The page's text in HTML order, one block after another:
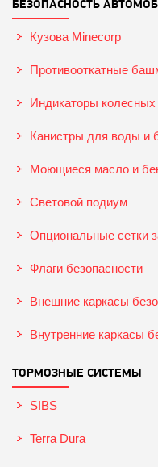
БЕЗОПАСНОСТЬ
Кузова Minecorp
Противооткатные
Индикаторы колесных
Канистры для воды и
Моющиеся масло и
Световой подиум
Опциональные сетки
Флаги безопасности
Внутренние каркасы
ТОРМОЗНЫЕ СИСТЕМЫ
SIBS
Terra Dura